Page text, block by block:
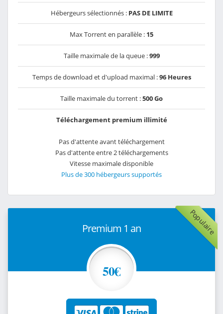
Hébergeurs sélectionnés : PAS DE LIMITE
Max Torrent en parallèle : 15
Taille maximale de la queue :999
Temps de download et d'upload maximal :96 Heures
Taille maximale du torrent :500 Go
Téléchargement premium illimité
Pas d'attente avant téléchargement
Pas d'attente entre 2 téléchargements
Vitesse maximale disponible
Plus de 300 hébergeurs supportés
Populaire
Premium 1 an
50€